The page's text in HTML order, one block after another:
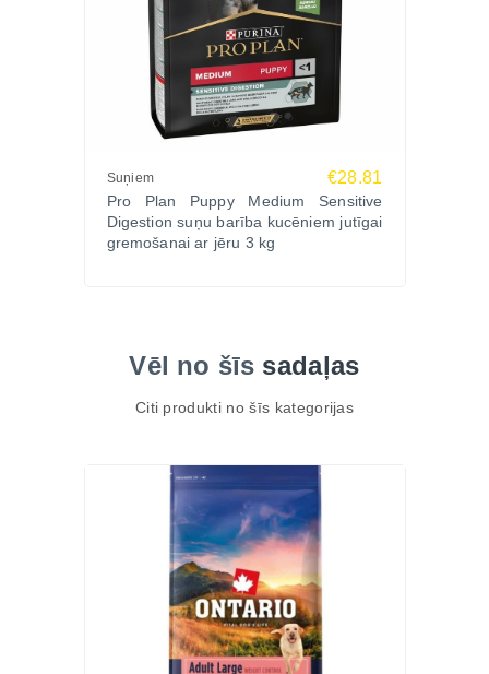
Suņiem €28.81
Pro Plan Puppy Medium Sensitive
Digestion suņu barība kucēniem jutīgai
gremošanai ar jēru 3 kg
Vēl no šīs sadaļas
Citi produkti no šīs kategorijas